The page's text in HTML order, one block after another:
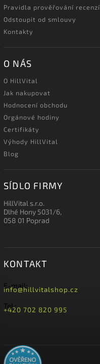
Pravidla prověřování recenzí
Odstoupit od smlouvy
Kontakty
O NÁS
O HillVital
Jak nakupovat
Hodnocení obchodu
Orgánové hodiny
Certifikáty
Výhody HillVital
Blog
SÍDLO FIRMY
HillVital s.r.o.
Dlhé Hony 5031/6,
058 01 Poprad
KONTAKT
E-mail:
info@hillvitalshop.cz
Tel.:
+420 702 820 995